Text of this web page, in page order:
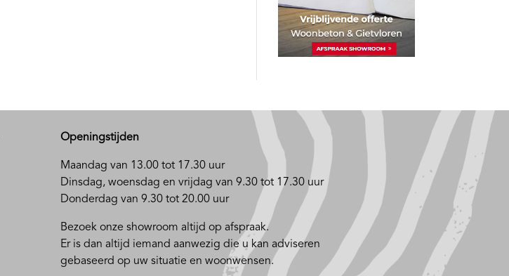
Openingstijden
Maandag van 13.00 tot 17.30 uur
Dinsdag, woensdag en vrijdag van 9.30 tot 17.30 uur
Donderdag van 9.30 tot 20.00 uur
Bezoek onze showroom altijd op afspraak.
Er is dan altijd iemand aanwezig die u kan adviseren
gebaseerd op uw situatie en woonwensen.